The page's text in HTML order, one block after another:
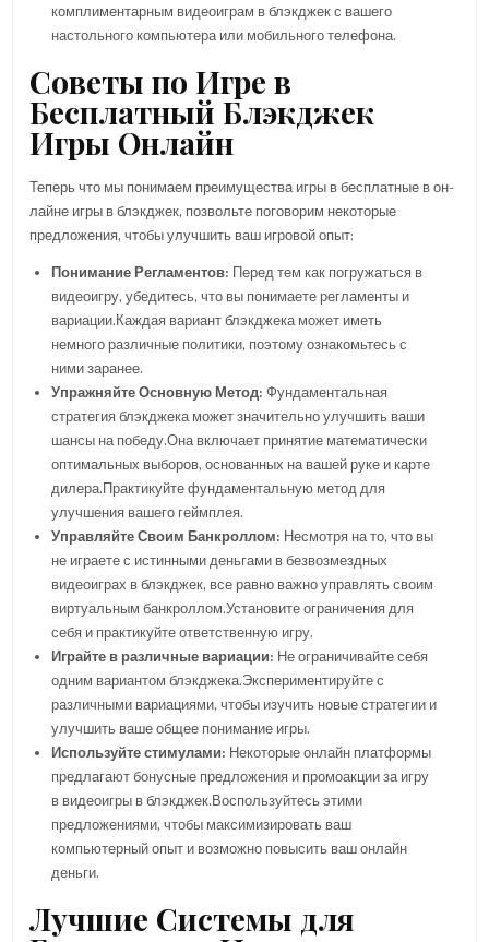
комплиментарным видеоиграм в блэкджек с вашего
настольного компьютера или мобильного телефона.
Советы по Игре в
Бесплатный Блэкджек
Игры Онлайн
Теперь что мы понимаем преимущества игры в бесплатные в он-
лайне игры в блэкджек, позвольте поговорим некоторые
предложения, чтобы улучшить ваш игровой опыт:
Понимание Регламентов: Перед тем как погружаться в
видеоигру, убедитесь, что вы понимаете регламенты и
вариации.Каждая вариант блэкджека может иметь
немного различные политики, поэтому ознакомьтесь с
ними заранее.
Упражняйте Основную Метод: Фундаментальная
стратегия блэкджека может значительно улучшить ваши
шансы на победу.Она включает принятие математически
оптимальных выборов, основанных на вашей руке и карте
дилера.Практикуйте фундаментальную метод для
улучшения вашего геймплея.
Управляйте Своим Банкроллом: Несмотря на то, что вы
не играете с истинными деньгами в безвозмездных
видеоиграх в блэкджек, все равно важно управлять своим
виртуальным банкроллом.Установите ограничения для
себя и практикуйте ответственную игру.
Играйте в различные вариации: Не ограничивайте себя
одним вариантом блэкджека.Экспериментируйте с
различными вариациями, чтобы изучить новые стратегии и
улучшить ваше общее понимание игры.
Используйте стимулами: Некоторые онлайн платформы
предлагают бонусные предложения и промоакции за игру
в видеоигры в блэкджек.Воспользуйтесь этими
предложениями, чтобы максимизировать ваш
компьютерный опыт и возможно повысить ваш онлайн
деньги.
Лучшие Системы для